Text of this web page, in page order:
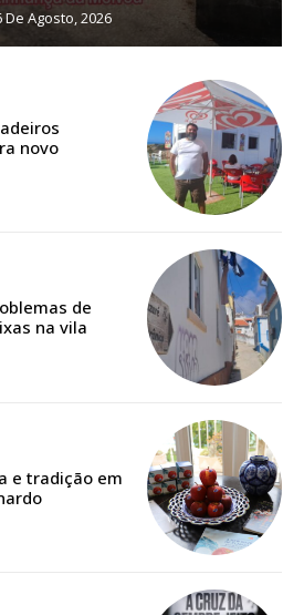
de Assinatura
de Cister e ajude-nos a manter este serviço
a todos os conteúdos exclusivos e versões
32€
entregue à Quinta-feira em sua
De Agosto, 2026
novo
de
na vila
e tradição em